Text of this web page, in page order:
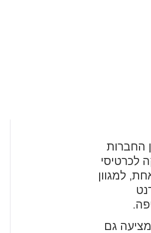
החברות
לכרטיסי
למגוון
גם